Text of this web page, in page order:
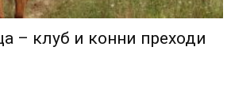
– клуб и конни преходи